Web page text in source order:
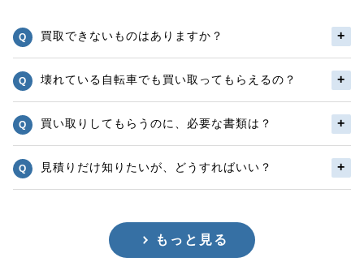
買取できないものはありますか？
壊れている自転車でも買い取ってもらえるの？
買い取りしてもらうのに、必要な書類は？
見積りだけ知りたいが、どうすればいい？
もっと見る